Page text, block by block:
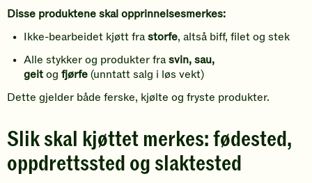
Disse produktene skal opprinnelsesmerkes:
Ikke-bearbeidet kjøtt frastorfe, altsåbiff, filet og stek
Alle stykker og produkter frasvin, sau,
geitog fjørfe(unntattsalg i løs vekt)
Dette gjelder både ferske, kjølte og fryste produkter.
Slik skal kjøttet merkes: fødested,
oppdrettssted og slaktested